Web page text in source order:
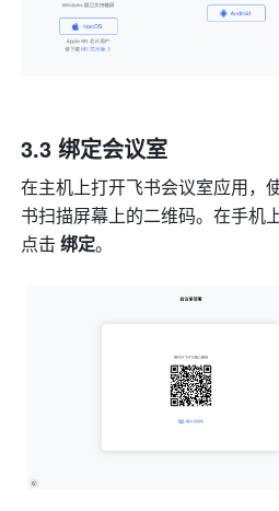
3.3 绑定会议室
在主机上打开飞书会议室应用，
书扫描屏幕上的二维码。在手机
点击 绑定。